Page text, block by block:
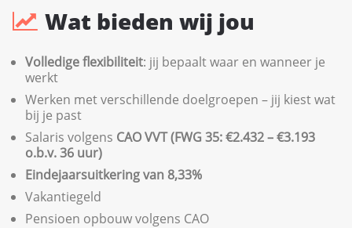
Wat bieden wij jou
Volledige flexibiliteit: jij bepaalt waar en wanneer je
werkt
Werken met verschillende doelgroepen – jij kiest wat
bij je past
Salaris volgens CAO VVT (FWG 35: €2.432 – €3.193
o.b.v. 36 uur)
Eindejaarsuitkering van 8,33%
Vakantiegeld
Pensioen opbouw volgens CAO